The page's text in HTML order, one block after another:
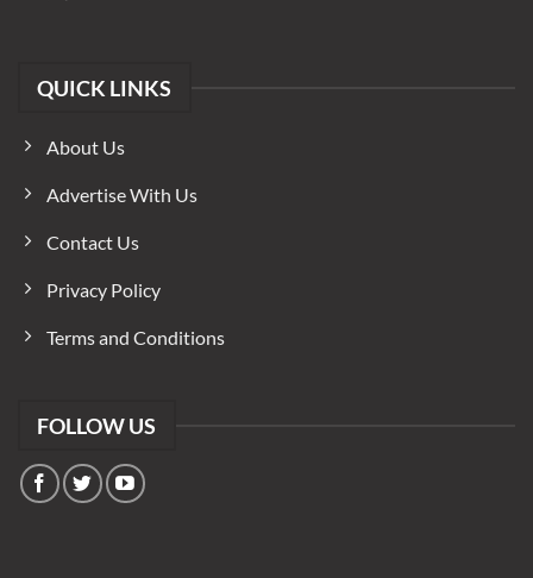
QUICK LINKS
About Us
Advertise With Us
Contact Us
Privacy Policy
Terms and Conditions
FOLLOW US